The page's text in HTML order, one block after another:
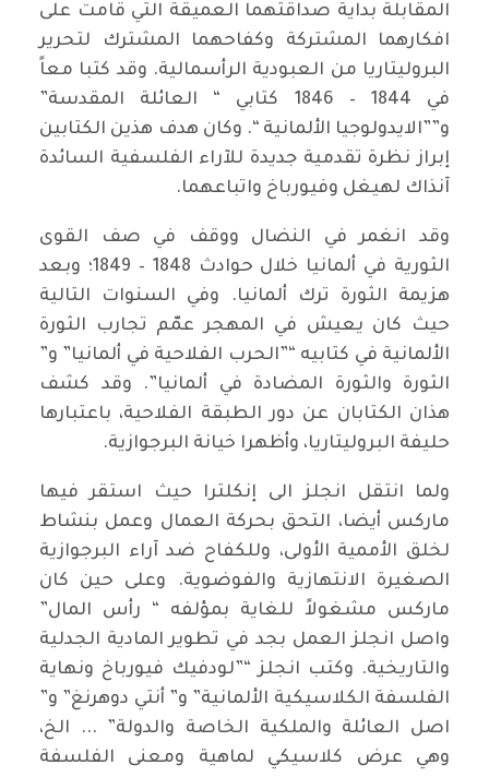
المقابلة بداية صداقتهما العميقة التي قامت على
افكارهما المشتركة وكفاحهما المشترك لتحرير
البروليتاريا من العبودية الرأسمالية. وقد كتبا معاً
في 1844 – 1846 كتابي “ العائلة المقدسة”
و””الايدولوجيا الألمانية “. وكان هدف هذين الكتابين
إبراز نظرة تقدمية جديدة للآراء الفلسفية السائدة
آنذاك لهيغل وفيورباخ واتباعهما.
وقد انغمر في النضال ووقف في صف القوى
الثورية في ألمانيا خلال حوادث 1848 – 1849؛ وبعد
هزيمة الثورة ترك ألمانيا. وفي السنوات التالية
حيث كان يعيش في المهجر عمّم تجارب الثورة
الألمانية في كتابيه “”الحرب الفلاحية في ألمانيا” و”
الثورة والثورة المضادة في ألمانيا”. وقد كشف
هذان الكتابان عن دور الطبقة الفلاحية، باعتبارها
حليفة البروليتاريا، وأظهرا خيانة البرجوازية.
ولما انتقل انجلز الى إنكلترا حيث استقر فيها
ماركس أيضا، التحق بحركة العمال وعمل بنشاط
لخلق الأممية الأولى، وللكفاح ضد آراء البرجوازية
الصغيرة الانتهازية والفوضوية. وعلى حين كان
ماركس مشغولاً للغاية بمؤلفه “ رأس المال”
واصل انجلز العمل بجد في تطوير المادية الجدلية
والتاريخية. وكتب انجلز “”لودفيك فيورباخ ونهاية
الفلسفة الكلاسيكية الألمانية” و” أنتي دوهرنغ” و”
اصل العائلة والملكية الخاصة والدولة” ... الخ،
وهي عرض كلاسيكي لماهية ومعنى الفلسفة